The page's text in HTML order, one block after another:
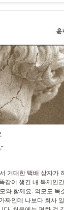
거대한 택배 상자가
같이 생긴 내 복제인
와 함께요. 외모도 목
짜인데 나보다 회사